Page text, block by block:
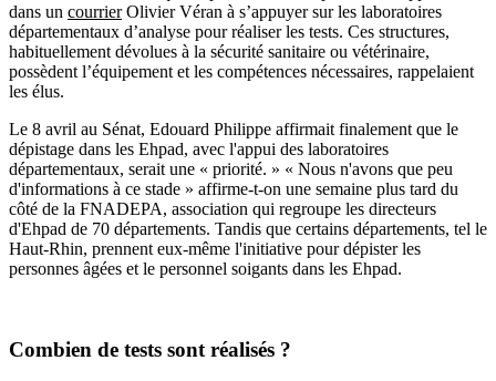
dans un courrier Olivier Véran à s’appuyer sur les laboratoires
départementaux d’analyse pour réaliser les tests. Ces structures,
habituellement dévolues à la sécurité sanitaire ou vétérinaire,
possèdent l’équipement et les compétences nécessaires, rappelaient
les élus.
Le 8 avril au Sénat, Edouard Philippe affirmait finalement que le
dépistage dans les Ehpad, avec l'appui des laboratoires
départementaux, serait une « priorité. » « Nous n'avons que peu
d'informations à ce stade » affirme-t-on une semaine plus tard du
côté de la FNADEPA, association qui regroupe les directeurs
d'Ehpad de 70 départements. Tandis que certains départements, tel le
Haut-Rhin, prennent eux-même l'initiative pour dépister les
personnes âgées et le personnel soigants dans les Ehpad.
Combien de tests sont réalisés ?